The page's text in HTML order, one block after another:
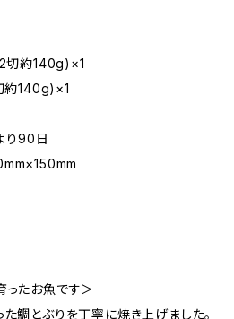
切約140g)×1
約140g)×1
り90日
たお魚です＞
鯛とぶりを丁寧に焼き上げました。